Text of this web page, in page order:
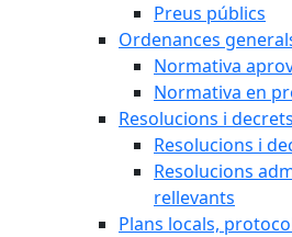
Preus públics
Ordenances
Normativa
Normativa en
Resolucions i decrets
Resolucions i
Resolucions
rellevants
Plans locals,